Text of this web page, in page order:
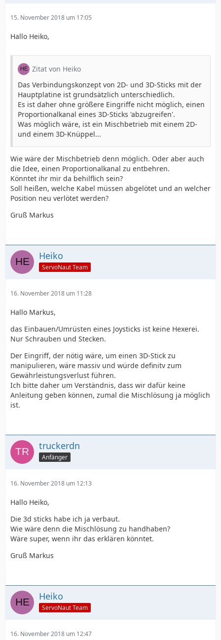
15. November 2018 um 17:05
Hallo Heiko,
Zitat von Heiko
Das Verbindungskonzept von 2D- und 3D-Sticks mit der
Hauptplatine ist grundsätzlich unterschiedlich.
Es ist daher ohne größere Eingriffe nicht möglich, einen
Proportionalkanal eines 3D-Sticks 'abzugreifen'.
Was möglich wäre, ist ein Mischbetrieb mit einem 2D-
und einem 3D-Knüppel...
Wie wäre der Mischbetrieb denn möglich. Oder aber auch
die Idee, einen Proportionalkanal zu entbehren.
Könntet ihr mir da behilflich sein?
Soll heißen, welche Kabel müssen abgelötet und an welcher
Position neu verlötet werden?
Gruß Markus
Heiko
ServoNaut Team
16. November 2018 um 11:28
Hallo Markus,
das Einbauen/Umrüsten eines Joysticks ist keine Hexerei.
Nur Schrauben und Stecken.
Der Eingriff, der nötig wäre, um einen 3D-Stick zu
manipulieren, wäre massiv und würde definitv zum
Gewährleistungsverlust führen.
Ich bitte daher um Verständnis, dass wir dafür keine
Anleitung geben können, zumal die Mischlösung ja möglich
ist.
truckerdn
Anfänger
16. November 2018 um 12:13
Hallo Heiko,
Die 3d sticks habe ich ja verbaut.
Wie wäre denn die Mischlösung zu handhaben?
Wäre super, wenn ihr das erklären könntet.
Gruß Markus
Heiko
ServoNaut Team
16. November 2018 um 12:47